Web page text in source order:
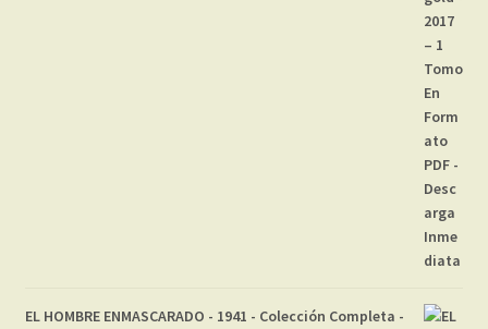
EL HOMBRE ENMASCARADO - 1941 - Colección Completa -